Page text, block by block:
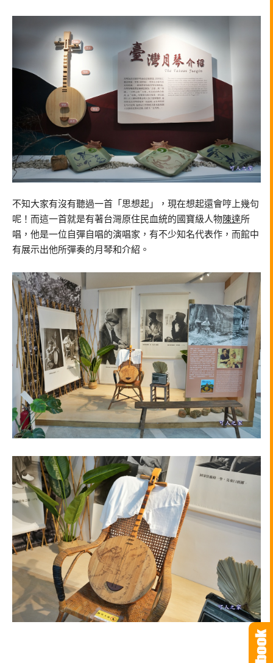
不知大家有沒有聽過一首「思想起」，現在想起還會哼上幾句
呢！而這一首就是有著台灣原住民血統的國寶級人物陳達所
唱，他是一位自彈自唱的演唱家，有不少知名代表作，而館中
有展示出他所彈奏的月琴和介紹。